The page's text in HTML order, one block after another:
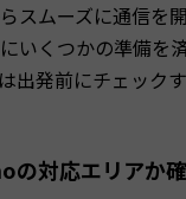
スムーズに通信を
いくつかの準備を
出発前にチェック
の対応エリアか